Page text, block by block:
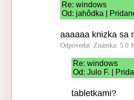
Re: windows
Od: jahôdka |
aaaaaa knizka sa
Odpovedať Známka: 5.0
Re: windows
Od: Julo F. |
tabletkami?